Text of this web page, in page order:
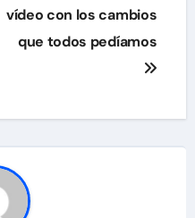
vídeo con los cambios
que todos pedíamos